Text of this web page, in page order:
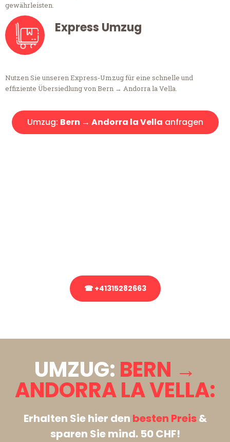
gewährleisten.
Express Umzug
Nutzen Sie unseren Express-Umzug für eine schnelle und
effiziente Übersiedlung von Bern → Andorra la Vella.
Umzug: Bern → Andorra la Vella anfragen
☎ +41315282663
UMZUG: BERN →
ANDORRA LA VELLA:
Erhalten Sie hier den besten Preis&
sparen Sie mind. 50 CHF!